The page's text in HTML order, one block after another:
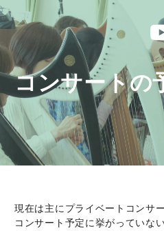
コ
ン
ン
へ
ス
キ
ッ
コンサートの
現在は主にプライベートコンサ
コンサート予定に挙がっていな